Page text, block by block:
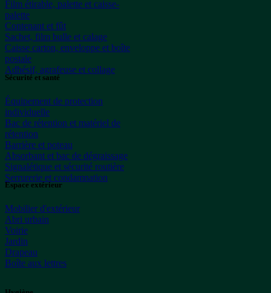
Film étirable, palette et caisse-
palette
Contenant et fût
Sachet, film bulle et calage
Caisse carton, enveloppe et boîte
postale
Adhésif, agrafeuse et collage
Sécurité et santé
Équipement de protection
individuelle
Bac de rétention et matériel de
rétention
Barrière et poteau
Absorbant et bac de dégraissage
Signalétique et sécurité routière
Serrurerie et condamnation
Espace extérieur
Mobilier d'extérieur
Abri urbain
Voirie
Jardin
Drapeau
Boîte aux lettres